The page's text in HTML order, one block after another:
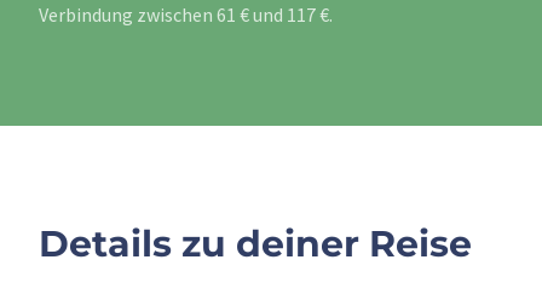
Verbindung zwischen 61 € und 117 €.
Details zu deiner Reise